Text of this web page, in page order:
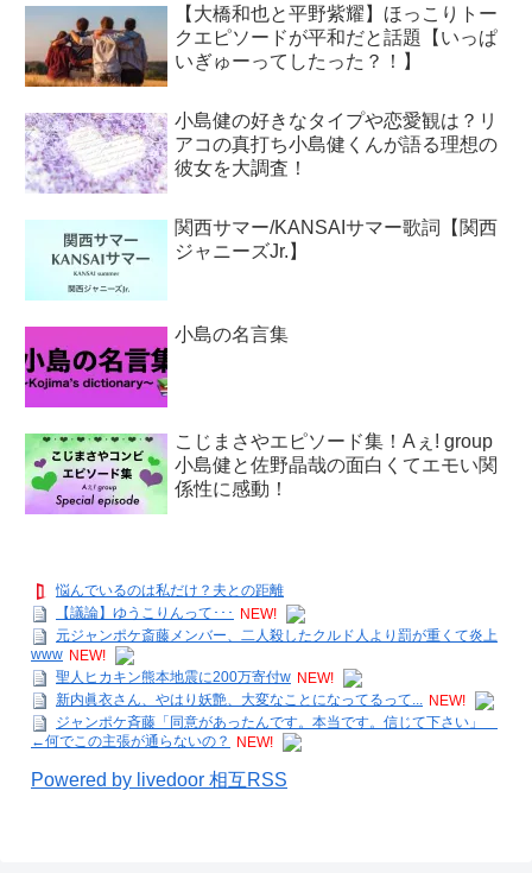
【大橋和也と平野紫耀】ほっこりトー
クエピソードが平和だと話題【いっぱ
いぎゅーってしたった？！】
小島健の好きなタイプや恋愛観は？リ
アコの真打ち小島健くんが語る理想の
彼女を大調査！
関西サマー/KANSAIサマー歌詞【関西
ジャニーズJr.】
小島の名言集
こじまさやエピソード集！Aぇ! group
小島健と佐野晶哉の面白くてエモい関
係性に感動！
悩んでいるのは私だけ？夫との距離
【議論】ゆうこりんって･･･ NEW!
元ジャンポケ斎藤メンバー、二人殺したクルド人より罰が重くて炎上
www NEW!
聖人ヒカキン熊本地震に200万寄付w NEW!
新内眞衣さん、やはり妖艶、大変なことになってるって... NEW!
ジャンポケ斉藤「同意があったんです。本当です。信じて下さい」
←何でこの主張が通らないの？
NEW!
Powered by livedoor 相互RSS